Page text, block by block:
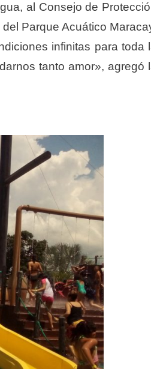
al Consejo de
Parque Acuático
infinitas para toda
tanto amor», agregó